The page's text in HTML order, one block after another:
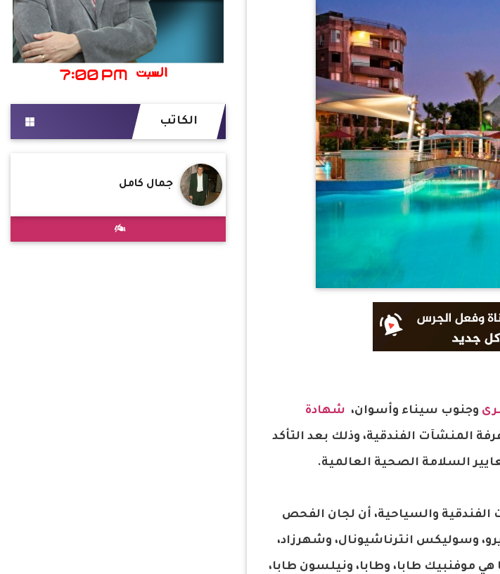
وجنوب سيناء وأسوان، شهادة
المنشآت الفندقية، وذلك بعد التأكد
السلامة الصحية العالمية.
الفندقية والسياحية، أن لجان الفحص
وهليوكايرو، وسوليكس انترناشيونال، وشهرزاد،
جنوب سيناء منها 3 فنادق بمدينة طابا هي موفنبيك طابا، وطابا، ونيلسون طابا،
الكاتب
جمال كامل